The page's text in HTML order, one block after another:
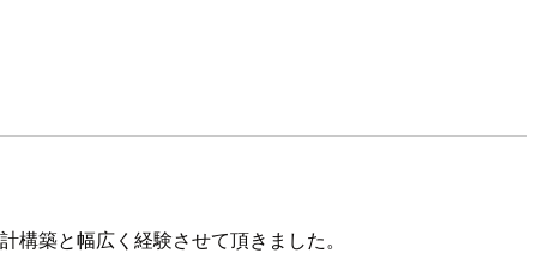
築と幅広く経験させて頂きました。